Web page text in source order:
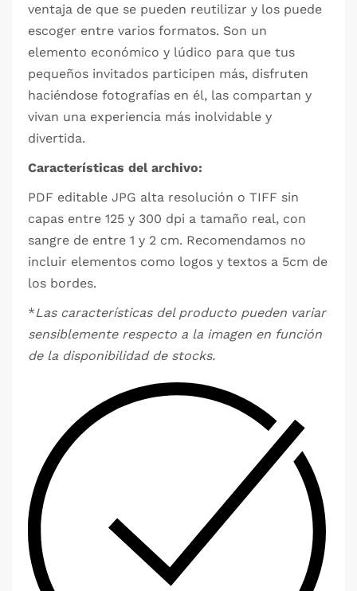
ventaja de que se pueden reutilizar y los puede
escoger entre varios formatos. Son un
elemento económico y lúdico para que tus
pequeños invitados participen más, disfruten
haciéndose fotografías en él, las compartan y
vivan una experiencia más inolvidable y
divertida.
Características del archivo:
PDF editable JPG alta resolución o TIFF sin
capas entre 125 y 300 dpi a tamaño real, con
sangre de entre 1 y 2 cm. Recomendamos no
incluir elementos como logos y textos a 5cm de
los bordes.
*Las características del producto pueden variar
sensiblemente respecto a la imagen en función
de la disponibilidad de stocks.